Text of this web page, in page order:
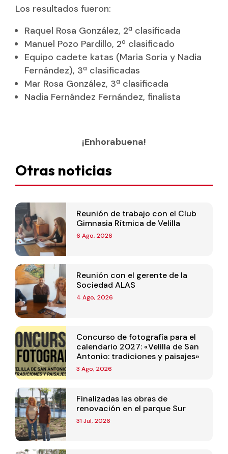
Los resultados fueron:
Raquel Rosa González, 2ª clasificada
Manuel Pozo Pardillo, 2º clasificado
Equipo cadete katas (Maria Soria y Nadia
Fernández), 3ª clasificadas
Mar Rosa González, 3ª clasificada
Nadia Fernández Fernández, finalista
¡Enhorabuena!
Otras noticias
Reunión de trabajo con el Club
Gimnasia Rítmica de Velilla
6 Ago, 2026
Reunión con el gerente de la
Sociedad ALAS
4 Ago, 2026
Concurso de fotografía para el
calendario 2027: «Velilla de San
Antonio: tradiciones y paisajes»
3 Ago, 2026
Finalizadas las obras de
renovación en el parque Sur
31 Jul, 2026